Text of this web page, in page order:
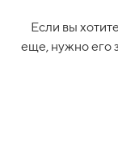
Если вы
еще, нужно его